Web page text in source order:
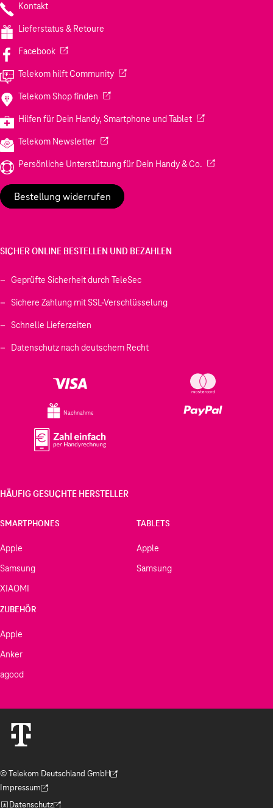
Kontakt
Lieferstatus & Retoure
Facebook(Wird in einem neuen Tab geöffnet)
Telekom hilft Community(Wird in einem neuen Tab geöffnet)
Telekom Shop finden (Wird in einem neuen Tab geöffnet)
Hilfen für Dein Handy, Smartphone und Tablet(Wird in einem
Telekom Newsletter(Wird in einem neuen Tab geöffnet)
Persönliche Unterstützung für Dein Handy & Co. (Wird in einem
Bestellung widerrufen
SICHER ONLINE BESTELLEN UND BEZAHLEN
Geprüfte Sicherheit durch TeleSec
Sichere Zahlung mit SSL-Verschlüsselung
Schnelle Lieferzeiten
Datenschutz nach deutschem Recht
Nachnahme
HÄUFIG GESUCHTE HERSTELLER
SMARTPHONES
Apple
Samsung
XIAOMI
TABLETS
Apple
Samsung
ZUBEHÖR
Apple
Anker
agood
© Telekom Deutschland GmbH
(Der Link wird in einem neuen Tab geöffnet)
Impressum
(Der Link wird in einem neuen Tab geöffnet)
Datenschutz